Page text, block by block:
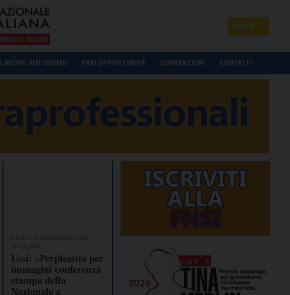
CERCA
LAVORO AUTONOMO PARI OPPORTUNITÀ CONVENZIONI CONTATTI
GRUPPI DI SPECIALIZZAZIONE
Ussi: «Perplessità per
immagini conferenza
stampa della
Nazionale a